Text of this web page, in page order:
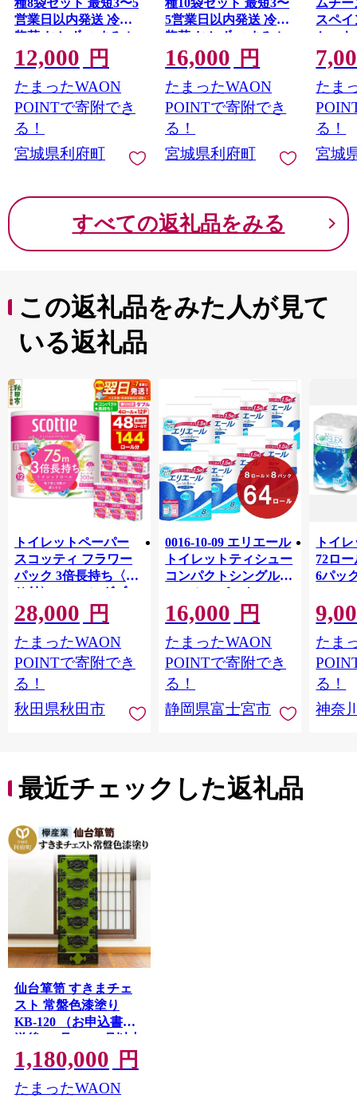
種8袋セット 最短3〜5
営業日以内発送 冷凍
惣菜 おかず つまみ レ
ンチン 湯煎 簡単 煮物
煮付 塩焼 [煮魚 焼き魚
塩焼 鮭 サバ さば さん
ま ぶり ブリ かれい 金
目鯛 冷凍 惣菜 おかず
つまみ レンチン 湯煎
簡単 煮物 煮付 焼魚]
12,000 円
たまったWAON
POINTで寄附でき
る！
宮城県利府町
種10袋セット 最短3〜
5営業日以内発送 冷凍
惣菜 おかず つまみ レ
ンチン 湯煎 簡単 煮物
煮付 塩焼 [煮魚 焼き魚
塩焼 鮭 サバ さば さん
ま ぶり ブリ かれい 金
目鯛 冷凍 惣菜 おかず
つまみ レンチン 湯煎
簡単 煮物 煮付 焼魚]
16,000 円
たまったWAON
POINTで寄附でき
る！
宮城県利府町
ムチ
スペ
ケー
日以
エ ム
スイー
トリー
リーム
ろ] 宮
たま
る！
宮城
すべての返礼品をみる
この返礼品をみた人が見て
いる返礼品
トイレットペーパー
スコッティ フラワー
パック 3倍長持ち〈香
り付〉4ロール(ダブ
ル)×12パック 日用品
最短翌日発送 [スコッ
ティ フラワーパック
トイレットペーパー
日本製紙クレシア] 秋
田県秋田市
28,000 円
たまったWAON
POINTで寄附でき
る！
秋田県秋田市
0016-10-09 エリエール
トイレットティシュー
コンパクトシングル 8
ロール×8パック 64ロ
ール 1.5倍巻 82.5m
トイレットペーパー
シングル パルプ100％
香りつき 日用品 消耗
品 備蓄
16,000 円
たまったWAON
POINTで寄附でき
る！
静岡県富士宮市
トイ
72ロ
6パッ
FSCリ
長巻タ
100％
防災
ペー
川県
トペー
たま
る！
神奈
最近チェックした返礼品
仙台箪笥 すきまチェ
スト 常盤色漆塗り
KB-120 （お申込書返
送後3ヶ月〜8ヶ月以内
でお届け） 欅産業 職
人 おすすめ 船箪笥 [イ
ンテリア タンス 収納
1,180,000 円
たまったWAON